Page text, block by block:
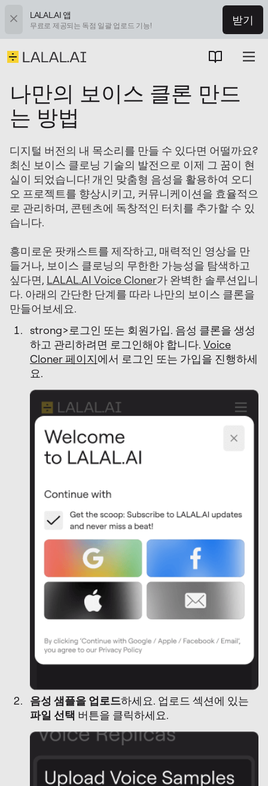
LALAL.AI 앱
무료로 제공되는 독점 일괄 업로드 기능! 받기
나만의 보이스 클론 만드
는 방법
디지털 버전의 내 목소리를 만들 수 있다면 어떨까요?
최신 보이스 클로닝 기술의 발전으로 이제 그 꿈이 현
실이 되었습니다! 개인 맞춤형 음성을 활용하여 오디
오 프로젝트를 향상시키고, 커뮤니케이션을 효율적으
로 관리하며, 콘텐츠에 독창적인 터치를 추가할 수 있
습니다.
흥미로운 팟캐스트를 제작하고, 매력적인 영상을 만
들거나, 보이스 클로닝의 무한한 가능성을 탐색하고
싶다면, LALAL.AI Voice Cloner가 완벽한 솔루션입니
다. 아래의 간단한 단계를 따라 나만의 보이스 클론을
만들어보세요.
strong>로그인 또는 회원가입. 음성 클론을 생성
하고 관리하려면 로그인해야 합니다. Voice
Cloner 페이지에서 로그인 또는 가입을 진행하세
요.
음성 샘플을 업로드하세요. 업로드 섹션에 있는
파일 선택 버튼을 클릭하세요.